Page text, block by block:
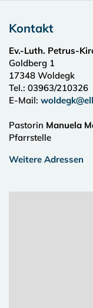
Kontakt
Ev.-Luth. Petrus-
Goldberg 1
17348 Woldegk
Tel.: 03963/210326
E-Mail:
Pastorin Manuela
Pfarrstelle
Weitere Adressen